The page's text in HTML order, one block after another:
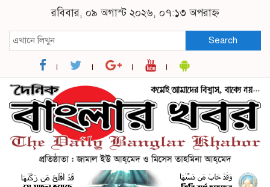
রবিবার, ০৯ অগাস্ট ২০২৬, ০৭:১৩ অপরাহ্ন
Search